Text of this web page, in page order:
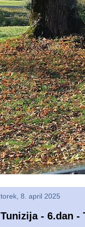
torek, 8. april 2025
Tunizija - 6.dan -